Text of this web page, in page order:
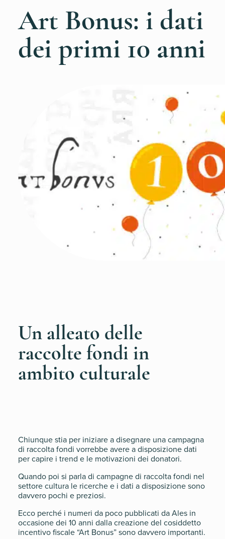
Art Bonus: i dati
dei primi 10 anni
Un alleato delle
raccolte fondi in
ambito culturale
Chiunque stia per iniziare a disegnare una campagna
di raccolta fondi vorrebbe avere a disposizione dati
per capire i trend e le motivazioni dei donatori.
Quando poi si parla di campagne di raccolta fondi nel
settore cultura le ricerche e i dati a disposizione sono
davvero pochi e preziosi.
Ecco perché i numeri da poco pubblicati da Ales in
occasione dei 10 anni dalla creazione del cosiddetto
incentivo fiscale “Art Bonus” sono davvero importanti.